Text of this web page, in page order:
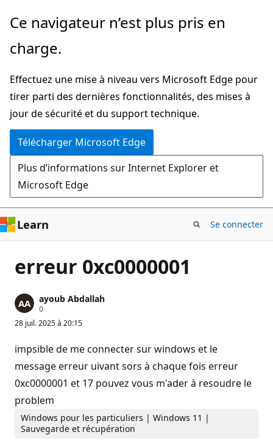
Passer
directement
au
principal
Ce navigateur n’est plus pris en
charge.
Effectuez une mise à niveau vers Microsoft Edge pour
tirer parti des dernières fonctionnalités, des mises à
jour de sécurité et du support technique.
Télécharger Microsoft Edge
Plus d’informations sur Internet Explorer et
Microsoft Edge
Learn Se connecter
erreur 0xc0000001
ayoub Abdallah
0P
i
t
s
d
e
r
p
t
a
28 juil. 2025 à 20:15
impsible de me connecter sur windows et le
message erreur uivant sors à chaque fois erreur
0xc0000001 et 17 pouvez vous m'ader à resoudre le
problem
Windows pour les particuliers | Windows 11 |
Sauvegarde et récupération